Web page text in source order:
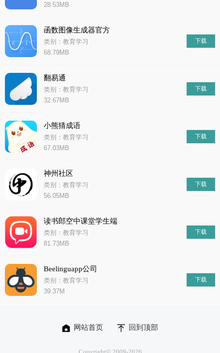
28.53MB
函数图像生成器官方
类别：教育学习
68.79MB
下载
翻易通
类别：教育学习
32.67MB
下载
小熊猜成语
类别：教育学习
67.03MB
下载
神州社区
类别：教育学习
56.05MB
下载
读书郎空中课堂学生端
类别：教育学习
81.73MB
下载
Beelinguapp公司
类别：教育学习
39.37M
下载
网站首页 回到顶部